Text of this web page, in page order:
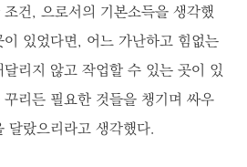
건, 으로서의 기본소득을 생각했
있었다면, 어느 가난하고 힘없는
리지 않고 작업할 수 있는 곳이 있
리든 필요한 것들을 챙기며 싸우
랐으리라고 생각했다.